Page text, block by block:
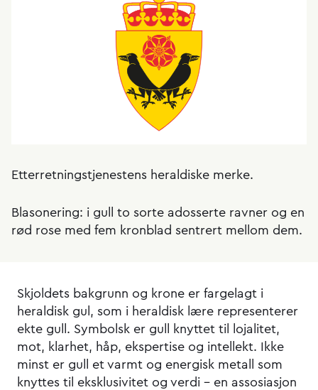
Etterretningstjenestens heraldiske merke.
Blasonering: i gull to sorte adosserte ravner og en
rød rose med fem kronblad sentrert mellom dem.
Skjoldets bakgrunn og krone er fargelagt i
heraldisk gul, som i heraldisk lære representerer
ekte gull. Symbolsk er gull knyttet til lojalitet,
mot, klarhet, håp, ekspertise og intellekt. Ikke
minst er gull et varmt og energisk metall som
knyttes til eksklusivitet og verdi – en assosiasjon